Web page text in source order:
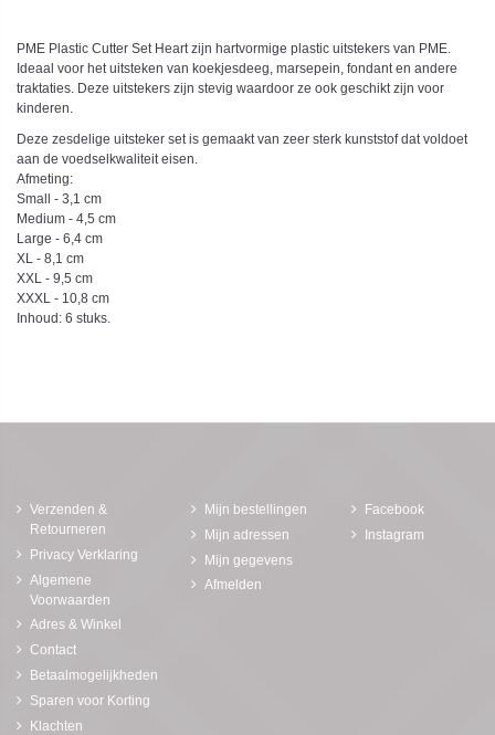
PME Plastic Cutter Set Heart zijn hartvormige plastic uitstekers van PME.
Ideaal voor het uitsteken van koekjesdeeg, marsepein, fondant en andere
traktaties. Deze uitstekers zijn stevig waardoor ze ook geschikt zijn voor
kinderen.
Deze zesdelige uitsteker set is gemaakt van zeer sterk kunststof dat voldoet
aan de voedselkwaliteit eisen.
Afmeting:
Small - 3,1 cm
Medium - 4,5 cm
Large - 6,4 cm
XL - 8,1 cm
XXL - 9,5 cm
XXXL - 10,8 cm
Inhoud: 6 stuks.
Verzenden &
Retourneren
Privacy Verklaring
Algemene
Voorwaarden
Adres & Winkel
Contact
Betaalmogelijkheden
Sparen voor Korting
Klachten
Mijn bestellingen
Mijn adressen
Mijn gegevens
Afmelden
Facebook
Instagram